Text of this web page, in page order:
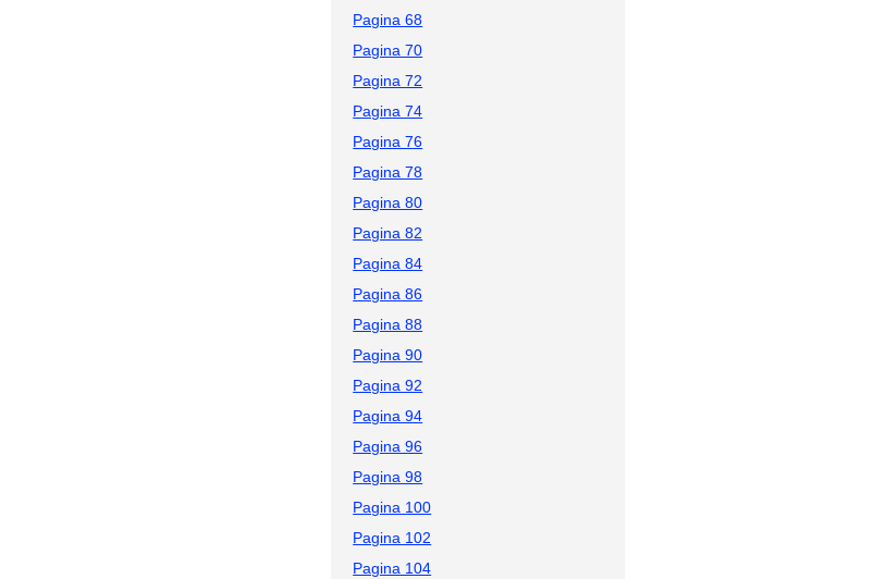
Pagina 68
Pagina 70
Pagina 72
Pagina 74
Pagina 76
Pagina 78
Pagina 80
Pagina 82
Pagina 84
Pagina 86
Pagina 88
Pagina 90
Pagina 92
Pagina 94
Pagina 96
Pagina 98
Pagina 100
Pagina 102
Pagina 104